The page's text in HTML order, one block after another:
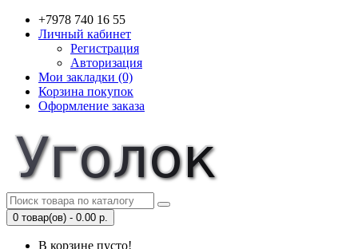
+7978 740 16 55
Личный кабинет
Регистрация
Авторизация
Мои закладки (0)
Корзина покупок
Оформление заказа
0 товар(ов) - 0.00 р.
В корзине пусто!